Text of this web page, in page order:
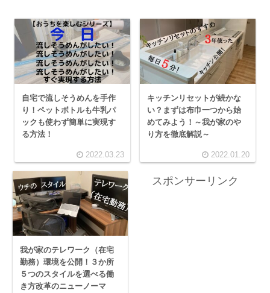
自宅で流しそうめんを手作
り！ペットボトルも牛乳パ
ックも使わず簡単に実現す
る方法！
2022.03.23
キッチンリセットが続かな
い？まずは布巾一つから始
めてみよう！～我が家のや
り方を徹底解説～
2022.01.20
我が家のテレワーク（在宅
勤務）環境を公開！３か所
５つのスタイルを選べる働
き方改革のニューノーマ
スポンサーリンク